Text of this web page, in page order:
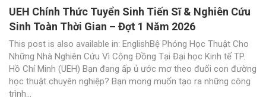
UEH Chính Thức Tuyển Sinh Tiến Sĩ & Nghiên Cứu
Sinh Toàn Thời Gian – Đợt 1 Năm 2026
This post is also available in: EnglishBệ Phóng Học Thuật Cho
Những Nhà Nghiên Cứu Vì Cộng Đồng Tại Đại học Kinh tế TP.
Hồ Chí Minh (UEH) Bạn đang ấp ủ ước mơ theo đuổi con đường
học thuật chuyên nghiệp? Bạn mong muốn tạo ra những công
trình...